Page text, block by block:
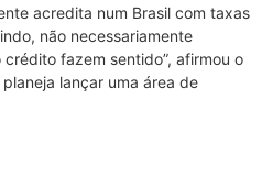
acredita num Brasil com taxas
não necessariamente
fazem sentido”, afirmou o
lançar uma área de